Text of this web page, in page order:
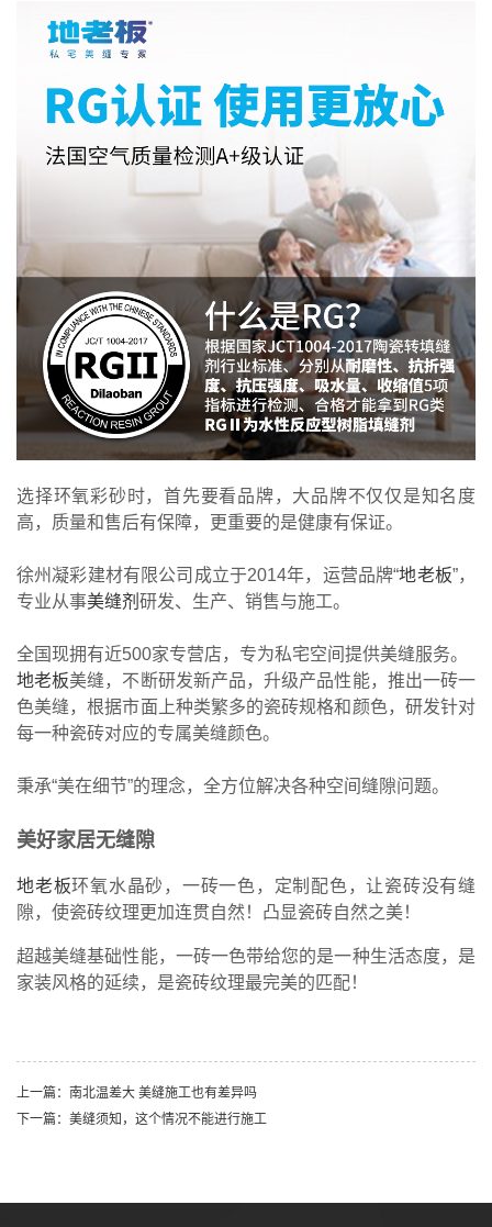
选择环氧彩砂时，首先要看品牌，大品牌不仅仅是知名度
高，质量和售后有保障，更重要的是健康有保证。
徐州凝彩建材有限公司成立于2014年，运营品牌“地老板”，
专业从事美缝剂 研发、生产、销售与施工。
全国现拥有近500家专营店，专为私宅空间提供美缝服务。
地老板美缝，不断研发新产品，升级产品性能，推出一砖一
色美缝，根据市面上种类繁多的瓷砖规格和颜色，研发针对
每一种瓷砖对应的专属美缝颜色。
秉承“美在细节”的理念，全方位解决各种空间缝隙问题。
美好家居无缝隙
地老板环氧水晶砂，一砖一色，定制配色，让瓷砖没有缝
隙，使瓷砖纹理更加连贯自然！凸显瓷砖自然之美！
超越美缝基础性能，一砖一色带给您的是一种生活态度，是
家装风格的延续，是瓷砖纹理最完美的匹配！
上一篇：南北温差大 美缝施工也有差异吗
下一篇：美缝须知，这个情况不能进行施工